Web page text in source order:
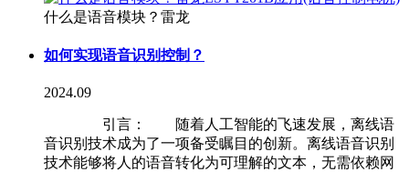
什么是语音模块？雷龙
如何实现语音识别控制？
2024.09
引言： 随着人工智能的飞速发展，离线语
音识别技术成为了一项备受瞩目的创新。离线语音识别
技术能够将人的语音转化为可理解的文本，无需依赖网